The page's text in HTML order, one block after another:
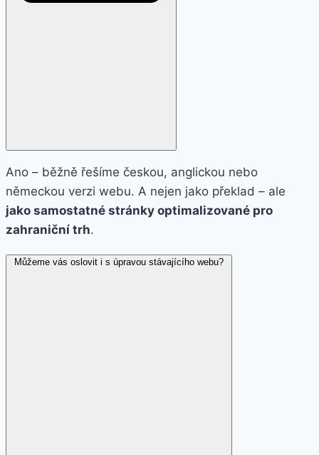
Ano – běžně řešíme českou, anglickou nebo
německou verzi webu. A nejen jako překlad – ale
jako samostatné stránky optimalizované pro
zahraniční trh.
Můžeme vás oslovit i s úpravou stávajícího webu?